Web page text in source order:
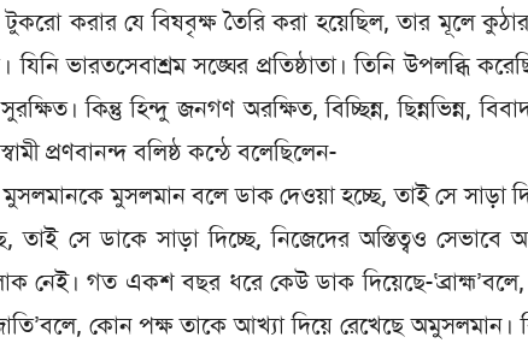
করার যে বিষবৃক্ষ তৈরি করা হয়েছিল, তার মূলে
ভারতসেবাশ্রম সঙ্ঘের প্রতিষ্ঠাতা। তিনি উপলব্ধি
কিন্তু হিন্দু জনগণ অরক্ষিত, বিচ্ছিন্ন, ছিন্নভিন্ন,
প্রণবানন্দ বলিষ্ঠ কন্ঠে বলেছিলেন-
মুসলমান বলে ডাক দেওয়া হচ্ছে, তাই সে সাড়া
তাই সে ডাকে সাড়া দিচ্ছে, নিজেদের অস্তিত্বও সেভাবে
নেই। গত একশ বছর ধরে কেউ ডাক দিয়েছে-
কোন পক্ষ তাকে আখ্যা দিয়ে রেখেছে অমুসলমান।